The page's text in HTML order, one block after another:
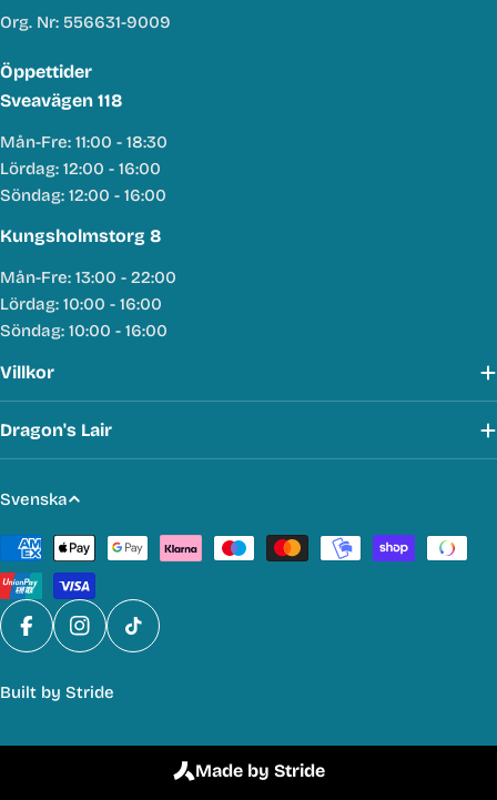
Org. Nr: 556631-9009
Öppettider
Sveavägen 118
Mån-Fre: 11:00 - 18:30
Lördag: 12:00 - 16:00
Söndag: 12:00 - 16:00
Kungsholmstorg 8
Mån-Fre: 13:00 - 22:00
Lördag: 10:00 - 16:00
Söndag: 10:00 - 16:00
Villkor
Dragon's Lair
S
p
r
å
k
Svenska
Betalmetoder
FacebookInstagram
TikTok
Built by Stride
Made by Stride